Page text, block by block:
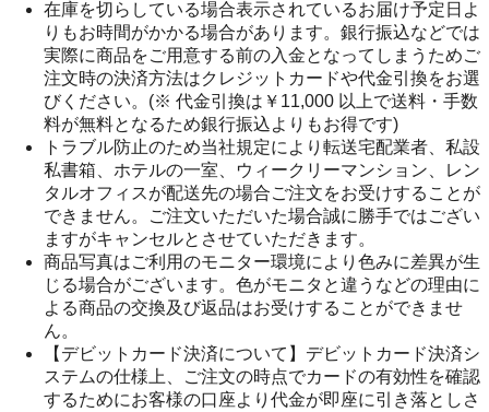
在庫を切らしている場合表示されているお届け予定日よ
りもお時間がかかる場合があります。銀行振込などでは
実際に商品をご用意する前の入金となってしまうためご
注文時の決済方法はクレジットカードや代金引換をお選
びください。(※ 代金引換は￥11,000 以上で送料・手数
料が無料となるため銀行振込よりもお得です)
トラブル防止のため当社規定により転送宅配業者、私設
私書箱、ホテルの一室、ウィークリーマンション、レン
タルオフィスが配送先の場合ご注文をお受けすることが
できません。ご注文いただいた場合誠に勝手ではござい
ますがキャンセルとさせていただきます。
商品写真はご利用のモニター環境により色みに差異が生
じる場合がございます。色がモニタと違うなどの理由に
よる商品の交換及び返品はお受けすることができませ
ん。
【デビットカード決済について】デビットカード決済シ
ステムの仕様上、ご注文の時点でカードの有効性を確認
するためにお客様の口座より代金が即座に引き落としさ